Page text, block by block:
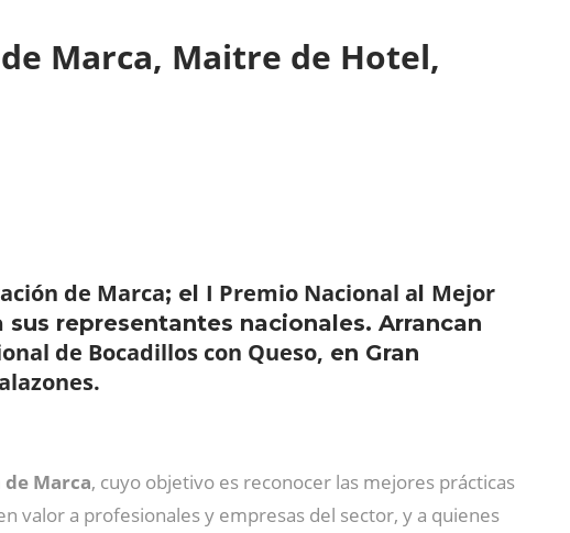
Marca, Maitre de Hotel,
de Marca; el I Premio Nacional al Mejor
sus representantes nacionales. Arrancan
de Bocadillos con Queso, en Gran
Marca, cuyo objetivo es reconocer las mejores prácticas
valor a profesionales y empresas del sector, y a quienes